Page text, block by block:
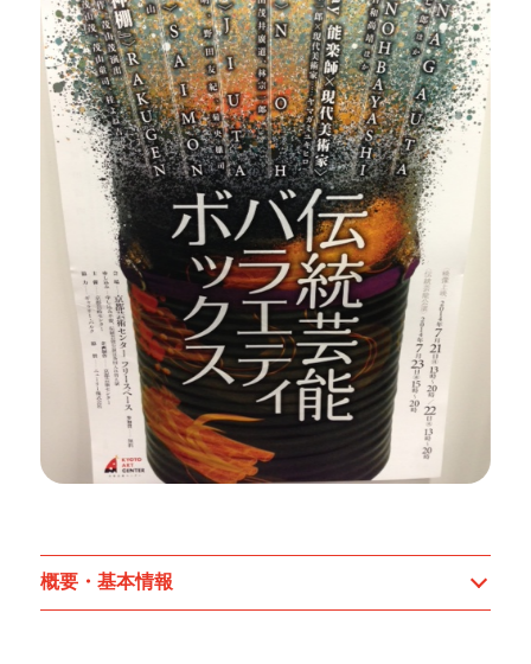
連携事業のご案内
お問い合わせ
閲覧支援
サイトポリシー&プライバシーポリシー
オフィシャルSNS
概要・基本情報